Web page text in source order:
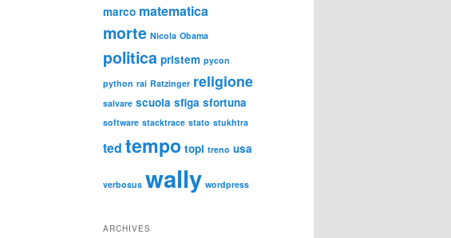
marco matematica
morte Nicola Obama
politica pristem pycon
python rai Ratzinger religione
salvare scuola sfiga sfortuna
software stacktrace stato stukhtra
ted tempo topi treno usa
verbosus wally wordpress
ARCHIVES